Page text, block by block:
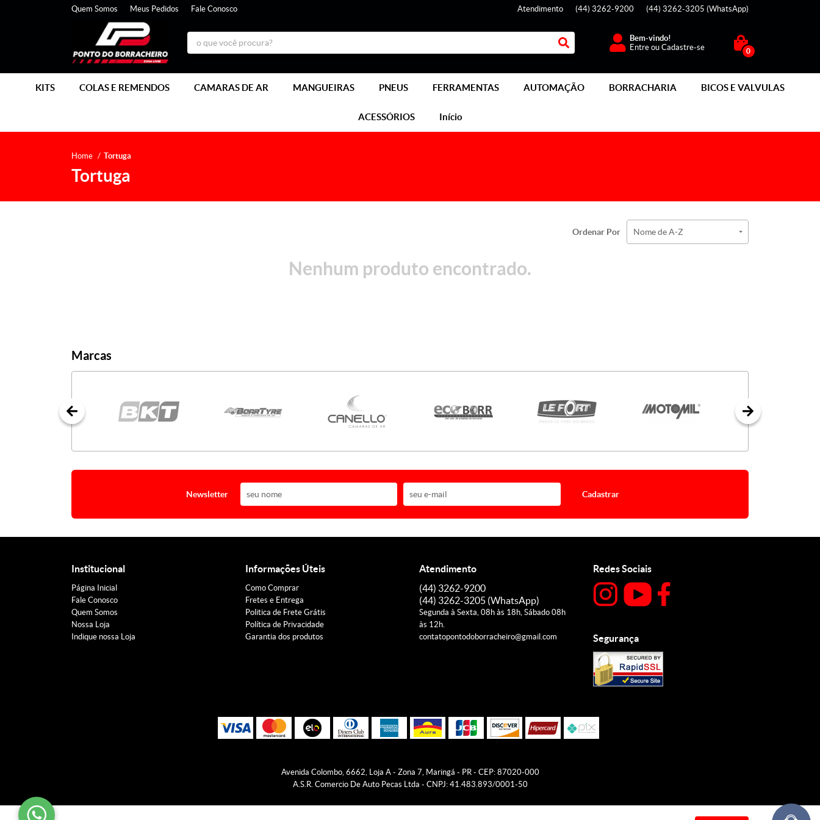
Quem Somos Meus Pedidos Fale Conosco Atendimento (44) 3262-9200 (44) 3262-3205 (WhatsApp)
Bem-vindo!
Entre ouCadastre-se 0
KITS COLAS E REMENDOS CAMARAS DE AR MANGUEIRAS PNEUS FERRAMENTAS AUTOMAÇÃO BORRACHARIA BICOS E VALVULAS
ACESSÓRIOS Início
Home Tortuga
Tortuga
Ordenar Por Nome de A-Z
Nenhum produto encontrado.
Marcas
Newsletter Cadastrar
Institucional
Página Inicial
Fale Conosco
Quem Somos
Nossa Loja
Indique nossa Loja
Informações Úteis
Como Comprar
Fretes e Entrega
Politica de Frete Grátis
Política de Privacidade
Garantia dos produtos
Atendimento
(44) 3262-9200
(44) 3262-3205 (WhatsApp)
Segunda à Sexta, 08h às 18h, Sábado 08h
às 12h.
contatopontodoborracheiro@gmail.com
Redes Sociais
Segurança
Avenida Colombo, 6662, Loja A- Zona 7, Maringá - PR- CEP: 87020-000
A.S.R. Comercio De Auto Pecas Ltda - CNPJ: 41.483.893/0001-50